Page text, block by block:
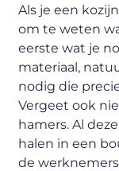
Als je een
om te weten
eerste wat je
materiaal,
nodig die
Vergeet ook
hamers. Al
halen in een
de